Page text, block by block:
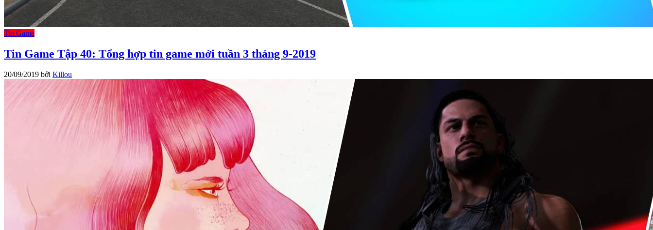
Tin Game
Tin Game Tập 40: Tổng hợp tin game mới tuần 3 tháng 9-2019
20/09/2019 bởi Killou